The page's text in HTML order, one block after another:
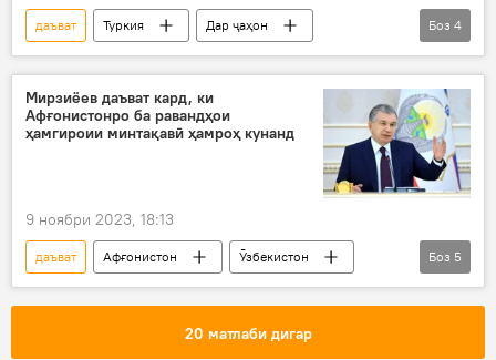
даъват Туркия
Дар ҷаҳон
Ислом
Эрдуғон
Раҷаб Тайиб Эрдуғон
Фаластин
Боз 4
Мирзиёев даъват кард, ки
Афғонистонро ба равандҳои
ҳамгироии минтақавӣ ҳамроҳ кунанд
9 ноябри 2023, 18:13
даъват Афғонистон
Ӯзбекистон
Шавкат Мирзиёев
СҲИ
ҳамгироӣ
Боз 5
20 матлаби дигар